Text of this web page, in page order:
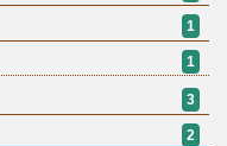
1
1
3
2